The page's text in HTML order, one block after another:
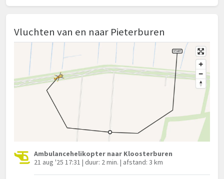
Vluchten van en naar Pieterburen
Ambulancehelikopter naar Kloosterburen
21 aug '25 17:31 | duur: 2 min. | afstand: 3 km